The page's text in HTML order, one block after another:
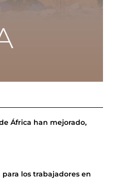
África han mejorado,
los trabajadores en